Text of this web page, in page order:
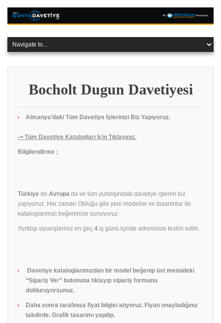
Bocholt Dugun Davetiyesi
Almanya’daki Tüm Davetiye İşlerinizi Biz Yapıyoruz.
-> Tüm Davetiye Katalogları İçin Tıklayınız.
Bilgilendirme ;
Türkiye de Avrupa da ve tüm yurtdışındaki davetiye işlerini biz
yapıyoruz. Her zaman Olduğu gibi yeni modeller ve tasarımlar ile
kataloglarımızı beğeninize sunuyoruz .
Yurtdışı siparişleriniz en geç 4 iş günü içinde adresinize teslim edilir.
Davetiye kataloglarımızdan bir model beğenip üst menüdeki
“Sipariş Ver” butonuna tıklayıp sipariş formunu
dolduruyorsunuz.
Daha sonra tarafınıza fiyat bilgisi atıyoruz. Fiyatı onayladığınız
takdirde. Grafik tasarımı yapılıp.